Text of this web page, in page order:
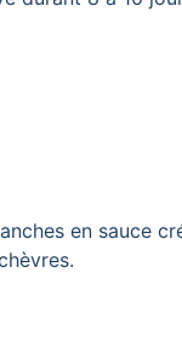
en sauce